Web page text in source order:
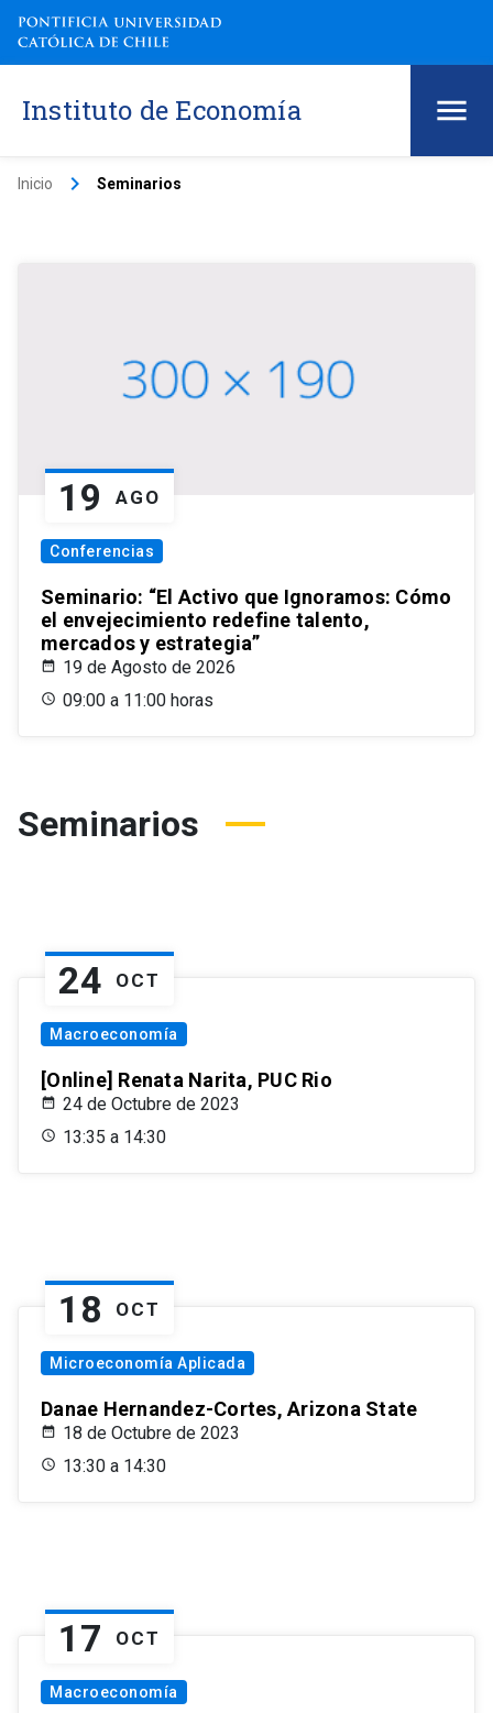
Instituto de Economía
Inicio keyboard_arrow_right Seminarios
19 AGO
Conferencias
Seminario: “El Activo que Ignoramos: Cómo
el envejecimiento redefine talento,
mercados y estrategia”
19 de Agosto de 2026
09:00 a 11:00 horas
Seminarios
24 OCT
Macroeconomía
[Online] Renata Narita, PUC Rio
24 de Octubre de 2023
13:35 a 14:30
18 OCT
Microeconomía Aplicada
Danae Hernandez-Cortes, Arizona State
18 de Octubre de 2023
13:30 a 14:30
17 OCT
Macroeconomía